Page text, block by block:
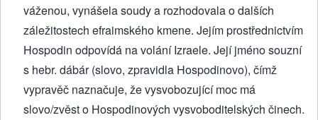
váženou, vynášela soudy a rozhodovala o dalších
záležitostech efraimského kmene. Jejím prostřednictvím
Hospodin odpovídá na volání Izraele. Její jméno souzní
s hebr. dábár (slovo, zpravidla Hospodinovo), čímž
vypravěč naznačuje, že vysvobozující moc má
slovo/zvěst o Hospodinových vysvoboditelských činech.